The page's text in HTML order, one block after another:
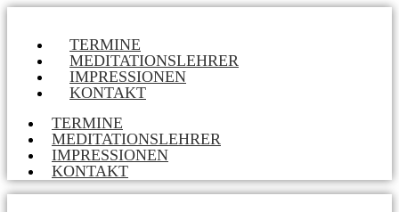
TERMINE
MEDITATIONSLEHRER
IMPRESSIONEN
KONTAKT
TERMINE
MEDITATIONSLEHRER
IMPRESSIONEN
KONTAKT